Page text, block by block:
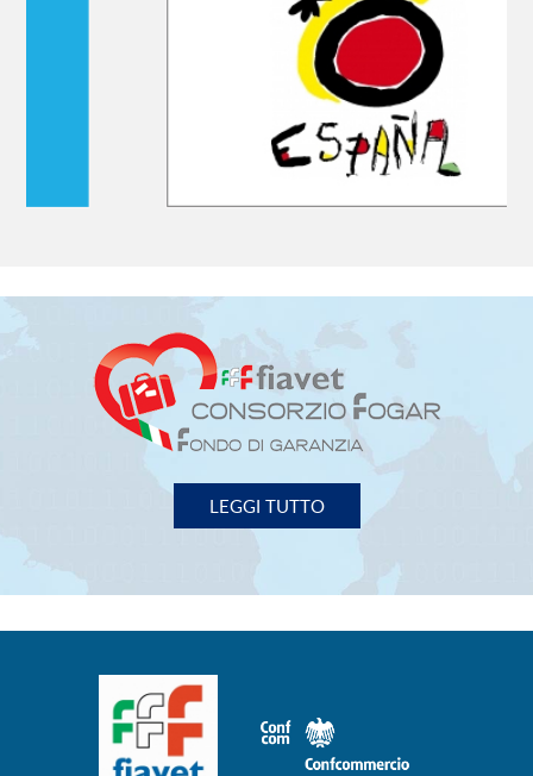
LEGGI TUTTO
IMPRESE VIAGGI e TURISMO
00153 Roma - Piazza G. G. Belli, 2
Privacy Policy